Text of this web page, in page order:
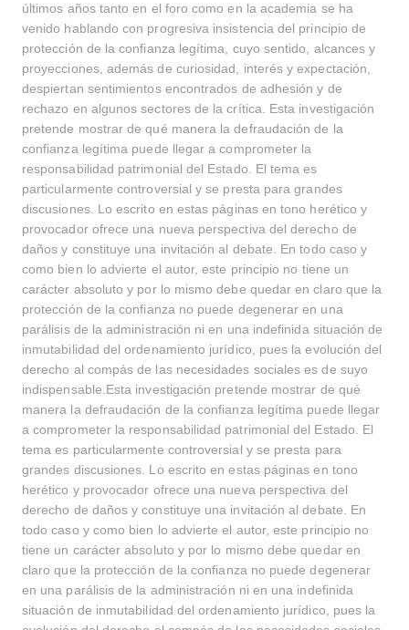
últimos años tanto en el foro como en la academia se ha
venido hablando con progresiva insistencia del principio de
protección de la confianza legítima, cuyo sentido, alcances y
proyecciones, además de curiosidad, interés y expectación,
despiertan sentimientos encontrados de adhesión y de
rechazo en algunos sectores de la crítica. Esta investigación
pretende mostrar de qué manera la defraudación de la
confianza legítima puede llegar a comprometer la
responsabilidad patrimonial del Estado. El tema es
particularmente controversial y se presta para grandes
discusiones. Lo escrito en estas páginas en tono herético y
provocador ofrece una nueva perspectiva del derecho de
daños y constituye una invitación al debate. En todo caso y
como bien lo advierte el autor, este principio no tiene un
carácter absoluto y por lo mismo debe quedar en claro que la
protección de la confianza no puede degenerar en una
parálisis de la administración ni en una indefinida situación de
inmutabilidad del ordenamiento jurídico, pues la evolución del
derecho al compás de las necesidades sociales es de suyo
indispensable.Esta investigación pretende mostrar de qué
manera la defraudación de la confianza legítima puede llegar
a comprometer la responsabilidad patrimonial del Estado. El
tema es particularmente controversial y se presta para
grandes discusiones. Lo escrito en estas páginas en tono
herético y provocador ofrece una nueva perspectiva del
derecho de daños y constituye una invitación al debate. En
todo caso y como bien lo advierte el autor, este principio no
tiene un carácter absoluto y por lo mismo debe quedar en
claro que la protección de la confianza no puede degenerar
en una parálisis de la administración ni en una indefinida
situación de inmutabilidad del ordenamiento jurídico, pues la